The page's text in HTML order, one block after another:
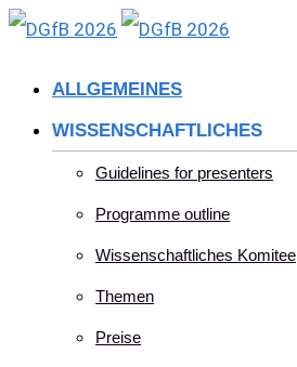
Skip
ALLGEMEINES
WISSENSCHAFTLICHES
Guidelines for presenters
Programme outline
Wissenschaftliches Komitee
Themen
Preise